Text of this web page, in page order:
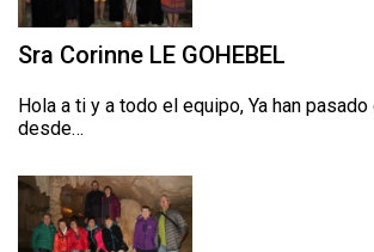
Sra Corinne LE GOHEBEL
Hola a ti y a todo el equipo, Ya han
desde…